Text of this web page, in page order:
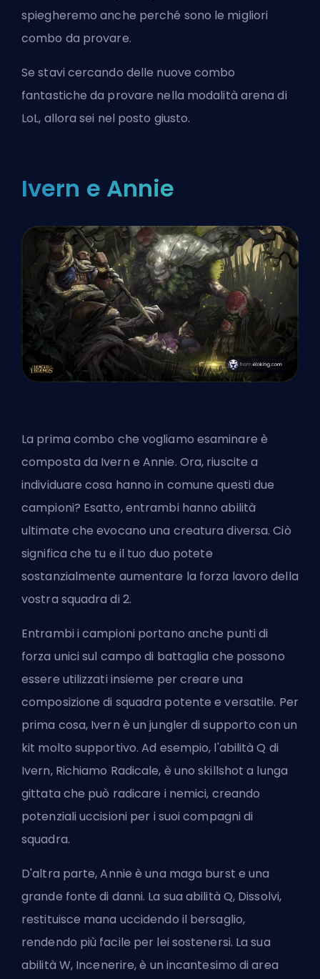
spiegheremo anche perché sono le migliori
combo da provare.
Se stavi cercando delle nuove combo
fantastiche da provare nella modalità arena di
LoL, allora sei nel posto giusto.
Ivern e Annie
La prima combo che vogliamo esaminare è
composta da Ivern e Annie. Ora, riuscite a
individuare cosa hanno in comune questi due
campioni? Esatto, entrambi hanno abilità
ultimate che evocano una creatura diversa. Ciò
significa che tu e il tuo duo potete
sostanzialmente aumentare la forza lavoro della
vostra squadra di 2.
Entrambi i campioni portano anche punti di
forza unici sul campo di battaglia che possono
essere utilizzati insieme per creare una
composizione di squadra potente e versatile. Per
prima cosa, Ivern è un jungler di supporto con un
kit molto supportivo. Ad esempio, l'abilità Q di
Ivern, Richiamo Radicale, è uno skillshot a lunga
gittata che può radicare i nemici, creando
potenziali uccisioni per i suoi compagni di
squadra.
D'altra parte, Annie è una maga burst e una
grande fonte di danni. La sua abilità Q, Dissolvi,
restituisce mana uccidendo il bersaglio,
rendendo più facile per lei sostenersi. La sua
abilità W, Incenerire, è un incantesimo di area